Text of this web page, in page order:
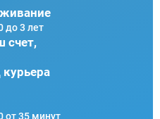
до 3 лет
счет,
от 35 минут